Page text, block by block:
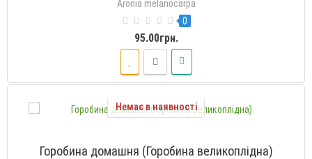
Aronia melanocarpa
0
95.00грн.
Немає в наявності
Горобина домашня (Горобина великоплідна)